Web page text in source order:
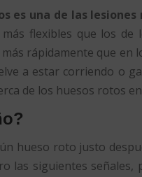
es una de las
flexibles que los de
rápidamente que en
a estar corriendo o
de los huesos rotos
hueso roto justo
las siguientes